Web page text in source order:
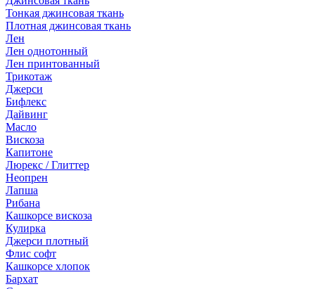
Тонкая джинсовая ткань
Плотная джинсовая ткань
Лен
Лен однотонный
Лен принтованный
Трикотаж
Джерси
Бифлекс
Дайвинг
Масло
Вискоза
Капитоне
Люрекс / Глиттер
Неопрен
Лапша
Рибана
Кашкорсе вискоза
Кулирка
Джерси плотный
Флис софт
Кашкорсе хлопок
Бархат